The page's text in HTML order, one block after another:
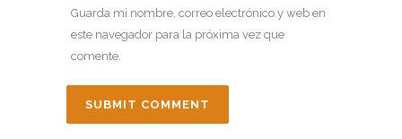
Guarda mi nombre, correo electrónico y web en
este navegador para la próxima vez que
comente.